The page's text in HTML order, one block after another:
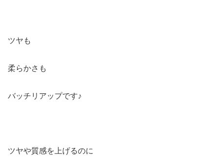
ツヤも
柔らかさも
バッチリアップです♪
ツヤや質感を上げるのに